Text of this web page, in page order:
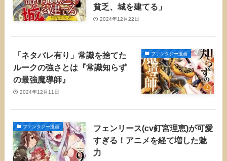
貧乏、城を建てる」
2024年12月22日
ファンタジー漫画
「ネタバレ有り」常識を捨てた
ルークの強さとは『常識知らず
の最強魔導師』
2024年12月11日
ファンタジー漫画
フェンリース(cv釘宮理恵)が可愛
すぎる！アニメを経て増した魅
力